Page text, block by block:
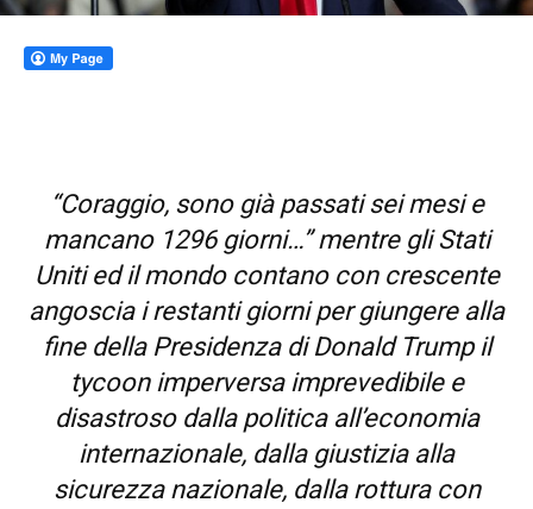
“Coraggio, sono già passati sei mesi e
mancano 1296 giorni…” mentre gli Stati
Uniti ed il mondo contano con crescente
angoscia i restanti giorni per giungere alla
fine della Presidenza di Donald Trump il
tycoon imperversa imprevedibile e
disastroso dalla politica all’economia
internazionale, dalla giustizia alla
sicurezza nazionale, dalla rottura con